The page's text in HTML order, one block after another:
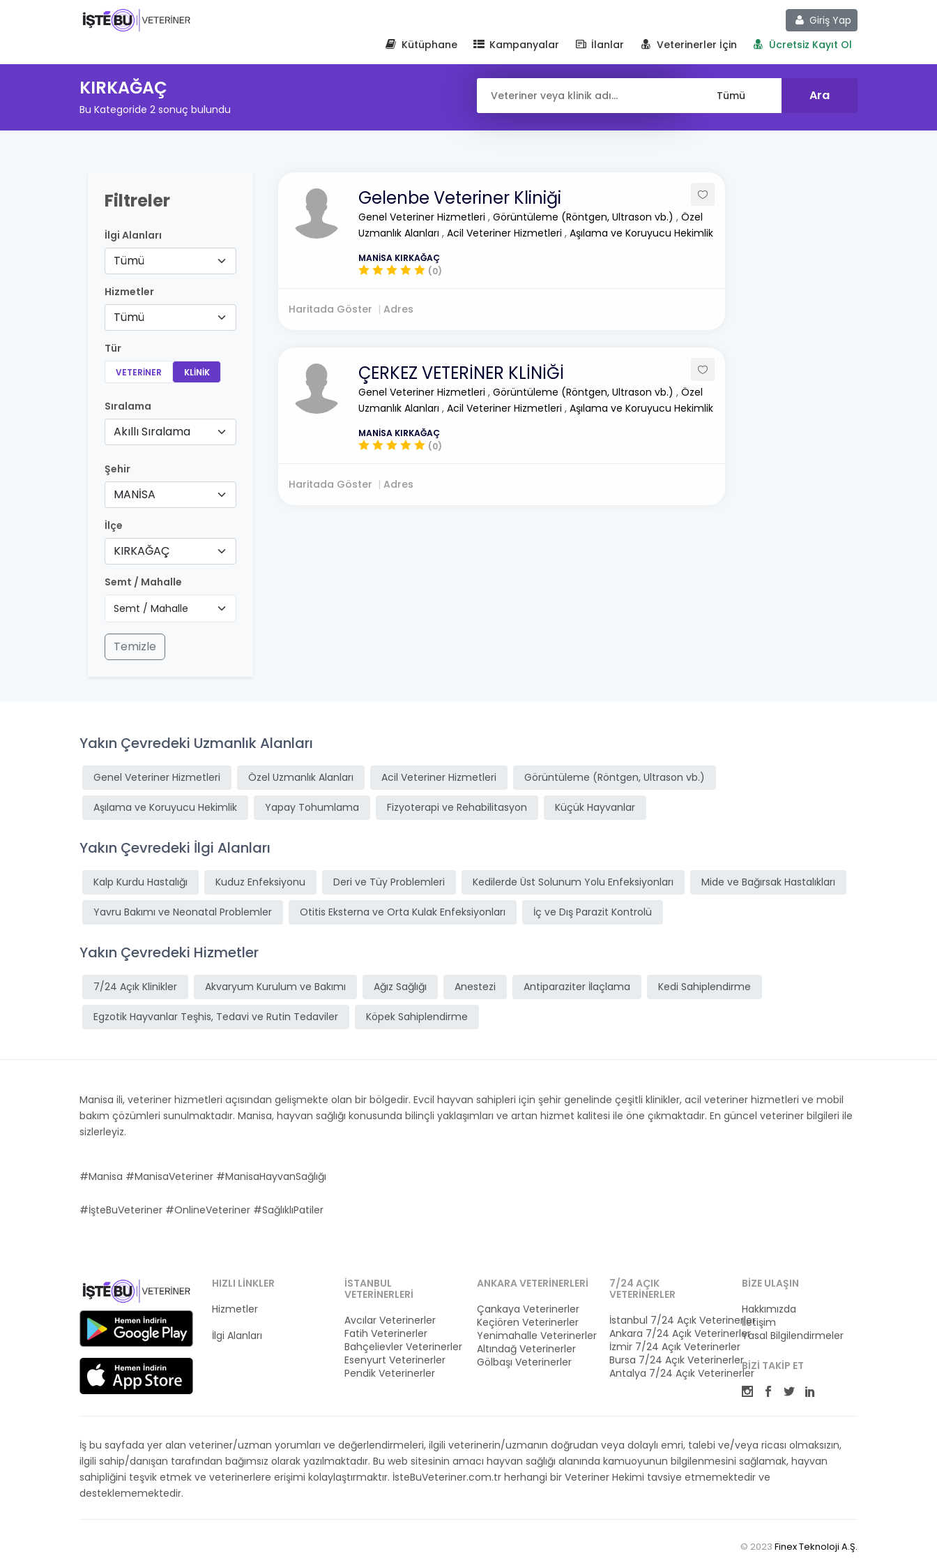
Giriş Yap
Kütüphane
Kampanyalar İlanlar Veterinerler İçin Ücretsiz Kayıt Ol
KIRKAĞAÇ
Bu Kategoride 2 sonuç bulundu
Filtreler
İlgi Alanları
Tümü
Hizmetler
Tümü
Tür
VETERINER KLINIK
Sıralama
Akıllı Sıralama
Şehir
MANİSA
İlçe
KIRKAĞAÇ
Semt / Mahalle
Temizle
Gelenbe Veteriner Kliniği
Genel Veteriner Hizmetleri , Görüntüleme (Röntgen, Ultrason vb.) , Özel
Uzmanlık Alanları , Acil Veteriner Hizmetleri , Aşılama ve Koruyucu Hekimlik
MANİSA KIRKAĞAÇ
(0)
Haritada Göster Adres
ÇERKEZ VETERİNER KLİNİĞİ
Genel Veteriner Hizmetleri , Görüntüleme (Röntgen, Ultrason vb.) , Özel
Uzmanlık Alanları , Acil Veteriner Hizmetleri , Aşılama ve Koruyucu Hekimlik
MANİSA KIRKAĞAÇ
(0)
Haritada Göster Adres
Yakın Çevredeki Uzmanlık Alanları
Genel Veteriner Hizmetleri Özel Uzmanlık Alanları Acil Veteriner Hizmetleri Görüntüleme (Röntgen, Ultrason vb.)
Aşılama ve Koruyucu Hekimlik Yapay Tohumlama Fizyoterapi ve Rehabilitasyon Küçük Hayvanlar
Yakın Çevredeki İlgi Alanları
Kalp Kurdu Hastalığı Kuduz Enfeksiyonu Deri ve Tüy Problemleri Kedilerde Üst Solunum Yolu Enfeksiyonları Mide ve Bağırsak Hastalıkları
Yavru Bakımı ve Neonatal Problemler Otitis Eksterna ve Orta Kulak Enfeksiyonları İç ve Dış Parazit Kontrolü
Yakın Çevredeki Hizmetler
7/24 Açık Klinikler Akvaryum Kurulum ve Bakımı Ağız Sağlığı Anestezi Antiparaziter İlaçlama Kedi Sahiplendirme
Egzotik Hayvanlar Teşhis, Tedavi ve Rutin Tedaviler Köpek Sahiplendirme
Manisa ili, veteriner hizmetleri açısından gelişmekte olan bir bölgedir. Evcil hayvan sahipleri için şehir genelinde çeşitli klinikler, acil veteriner hizmetleri ve mobil
bakım çözümleri sunulmaktadır. Manisa, hayvan sağlığı konusunda bilinçli yaklaşımları ve artan hizmet kalitesi ile öne çıkmaktadır. En güncel veteriner bilgileri ile
sizlerleyiz.
#Manisa #ManisaVeteriner #ManisaHayvanSağlığı
#İşteBuVeteriner #OnlineVeteriner #SağlıklıPatiler
HIZLI LINKLER
Hizmetler
İlgi Alanları
İSTANBUL
VETERINERLERI
Avcılar Veterinerler
Fatih Veterinerler
Bahçelievler Veterinerler
Esenyurt Veterinerler
Pendik Veterinerler
ANKARA VETERINERLERI
Çankaya Veterinerler
Keçiören Veterinerler
Yenimahalle Veterinerler
Altındağ Veterinerler
Gölbaşı Veterinerler
7/24 AÇIK
VETERINERLER
İstanbul 7/24 Açık Veterinerler
Ankara 7/24 Açık Veterinerler
İzmir 7/24 Açık Veterinerler
Bursa 7/24 Açık Veterinerler
Antalya 7/24 Açık Veterinerler
BIZE ULAŞIN
Hakkımızda
İletişim
Yasal Bilgilendirmeler
BIZI TAKIP ET
İş bu sayfada yer alan veteriner/uzman yorumları ve değerlendirmeleri, ilgili veterinerin/uzmanın doğrudan veya dolaylı emri, talebi ve/veya ricası olmaksızın,
ilgili sahip/danışan tarafından bağımsız olarak yazılmaktadır. Bu web sitesinin amacı hayvan sağlığı alanında kamuoyunun bilgilenmesini sağlamak, hayvan
sahipliğini teşvik etmek ve veterinerlere erişimi kolaylaştırmaktır. İsteBuVeteriner.com.tr herhangi bir Veteriner Hekimi tavsiye etmemektedir ve
desteklememektedir.
© 2023 Finex Teknoloji A.Ş.